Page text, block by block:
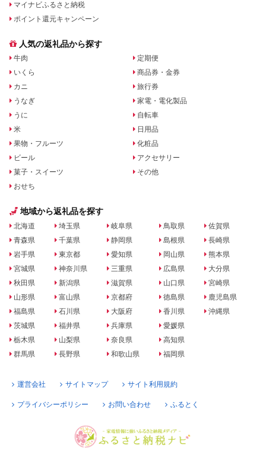
マイナビふるさと納税
ポイント還元キャンペーン
人気の返礼品から探す
牛肉
いくら
カニ
うなぎ
うに
米
果物・フルーツ
ビール
菓子・スイーツ
おせち
定期便
商品券・金券
旅行券
家電・電化製品
自転車
日用品
化粧品
アクセサリー
その他
地域から返礼品を探す
北海道
青森県
岩手県
宮城県
秋田県
山形県
福島県
茨城県
栃木県
群馬県
埼玉県
千葉県
東京都
神奈川県
新潟県
富山県
石川県
福井県
山梨県
長野県
岐阜県
静岡県
愛知県
三重県
滋賀県
京都府
大阪府
兵庫県
奈良県
和歌山県
鳥取県
島根県
岡山県
広島県
山口県
徳島県
香川県
愛媛県
高知県
福岡県
佐賀県
長崎県
熊本県
大分県
宮崎県
鹿児島県
沖縄県
運営会社 サイトマップ サイト利用規約
プライバシーポリシー お問い合わせ ふるとく